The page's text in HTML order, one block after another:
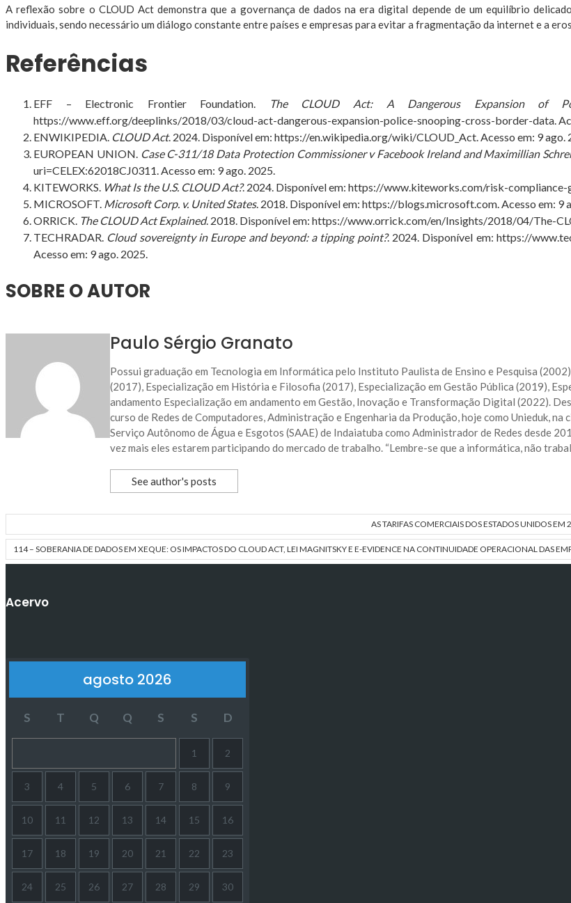
A reflexão sobre o CLOUD Act demonstra que a governança de dados na era digital depende de um equilíbrio
individuais, sendo necessário um diálogo constante entre países e empresas para evitar a fragmentação da internet e a
Referências
EFF – Electronic Frontier Foundation. The CLOUD Act: A Dangerous Expansion of
https://www.eff.org/deeplinks/2018/03/cloud-act-dangerous-expansion-police-snooping-cross-border-data.
ENWIKIPEDIA. CLOUD Act. 2024. Disponível em: https://en.wikipedia.org/wiki/CLOUD_Act. Acesso em: 9 ago.
EUROPEAN UNION. Case C-311/18 Data Protection Commissioner v Facebook Ireland and Maximillian
uri=CELEX:62018CJ0311. Acesso em: 9 ago. 2025.
KITEWORKS. What Is the U.S. CLOUD Act?. 2024. Disponível em: https://www.kiteworks.com/risk-compliance-
MICROSOFT. Microsoft Corp. v. United States. 2018. Disponível em: https://blogs.microsoft.com. Acesso em: 9
ORRICK. The CLOUD Act Explained. 2018. Disponível em: https://www.orrick.com/en/Insights/2018/04/The-
TECHRADAR. Cloud sovereignty in Europe and beyond: a tipping point?. 2024. Disponível em:https://
Acesso em: 9 ago. 2025.
SOBRE O AUTOR
Paulo Sérgio Granato
Possui graduação em Tecnologia em Informática pelo Instituto Paulista de Ensino e Pesquisa
(2017), Especialização em História e Filosofia (2017), Especialização em Gestão Pública (2019),
andamento Especialização em andamento em Gestão, Inovação e Transformação Digital (2022).
curso de Redes de Computadores, Administração e Engenharia da Produção, hoje como Unieduk,
Serviço Autônomo de Água e Esgotos (SAAE) de Indaiatuba como Administrador de Redes desde
vez mais eles estarem participando do mercado de trabalho. “Lembre-se que a informática, não
See author's posts
AS TARIFAS COMERCIAIS DOS ESTADOS UNIDOS EM
114 – SOBERANIA DE DADOS EM XEQUE: OS IMPACTOS DO CLOUD ACT, LEI MAGNITSKY E E-EVIDENCE NA CONTINUIDADE OPERACIONAL DAS
Acervo
agosto 2026
S T Q Q S S D
1 2
3 4 5 6 7 8 9
10 11 12 13 14 15 16
17 18 19 20 21 22 23
24 25 26 27 28 29 30